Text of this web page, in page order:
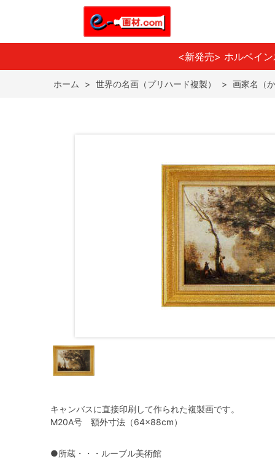
<新発売> ホルベイ
ホーム > 世界の名画（プリハード複製） > 画家名（
キャンバスに直接印刷して作られた複製画です。
M20A号 額外寸法（64×88cm）
●所蔵・・・ルーブル美術館